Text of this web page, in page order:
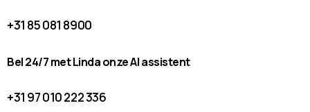
+31 85 081 8900
Bel 24/7 met Linda onze AI assistent
+31 97 010 222 336